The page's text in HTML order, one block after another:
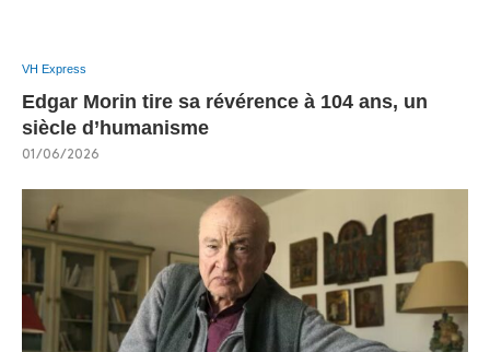
VH Express
Edgar Morin tire sa révérence à 104 ans, un
siècle d’humanisme
01/06/2026